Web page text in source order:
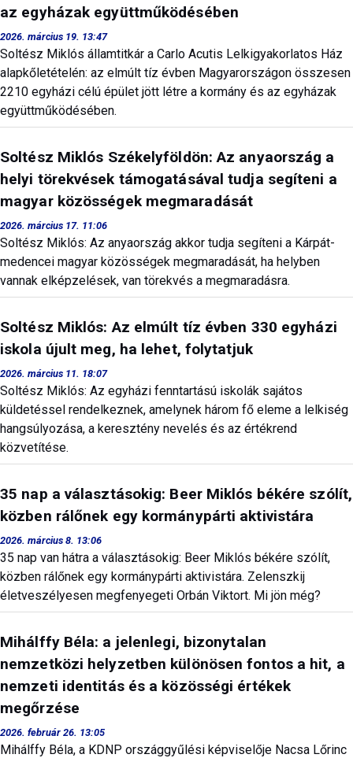
az egyházak együttműködésében
2026. március 19. 13:47
Soltész Miklós államtitkár a Carlo Acutis Lelkigyakorlatos Ház
alapkőletételén: az elmúlt tíz évben Magyarországon összesen
2210 egyházi célú épület jött létre a kormány és az egyházak
együttműködésében.
Soltész Miklós Székelyföldön: Az anyaország a
helyi törekvések támogatásával tudja segíteni a
magyar közösségek megmaradását
2026. március 17. 11:06
Soltész Miklós: Az anyaország akkor tudja segíteni a Kárpát-
medencei magyar közösségek megmaradását, ha helyben
vannak elképzelések, van törekvés a megmaradásra.
Soltész Miklós: Az elmúlt tíz évben 330 egyházi
iskola újult meg, ha lehet, folytatjuk
2026. március 11. 18:07
Soltész Miklós: Az egyházi fenntartású iskolák sajátos
küldetéssel rendelkeznek, amelynek három fő eleme a lelkiség
hangsúlyozása, a keresztény nevelés és az értékrend
közvetítése.
35 nap a választásokig: Beer Miklós békére szólít,
közben rálőnek egy kormánypárti aktivistára
2026. március 8. 13:06
35 nap van hátra a választásokig: Beer Miklós békére szólít,
közben rálőnek egy kormánypárti aktivistára. Zelenszkij
életveszélyesen megfenyegeti Orbán Viktort. Mi jön még?
Mihálffy Béla: a jelenlegi, bizonytalan
nemzetközi helyzetben különösen fontos a hit, a
nemzeti identitás és a közösségi értékek
megőrzése
2026. február 26. 13:05
Mihálffy Béla, a KDNP országgyűlési képviselője Nacsa Lőrinc